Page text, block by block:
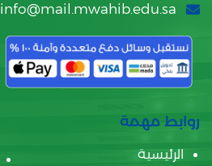
info@mail.mwahib.edu.sa
روابط مهمة
الرئيسية